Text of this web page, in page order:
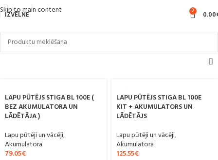
Skip to main content
IZVĒLNE 0 0.00
LAPU PŪTĒJS STIGA BL 100E (
BEZ AKUMULATORA UN
LĀDĒTĀJA )
Lapu pūtēji un vācēji,
Akumulatora
79.05€
LAPU PŪTĒJS STIGA BL 100E
KIT + AKUMULATORS UN
LĀDĒTĀJS
Lapu pūtēji un vācēji,
Akumulatora
125.55€